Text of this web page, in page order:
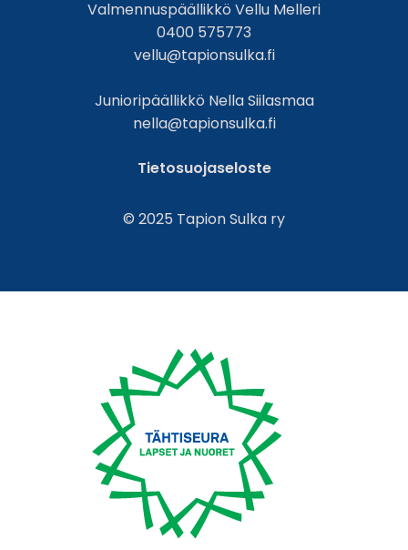
Valmennuspäällikkö Vellu Melleri
0400 575773
vellu@tapionsulka.fi
Junioripäällikkö Nella Siilasmaa
nella@tapionsulka.fi
Tietosuojaseloste
© 2025 Tapion Sulka ry